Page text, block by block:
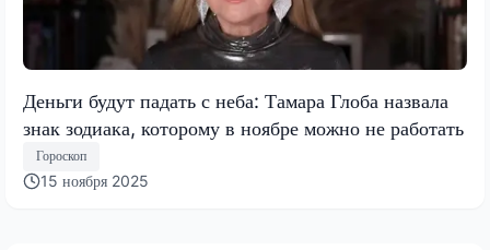
Деньги будут падать с неба: Тамара Глоба назвала
знак зодиака, которому в ноябре можно не работать
Гороскоп
15 ноября 2025